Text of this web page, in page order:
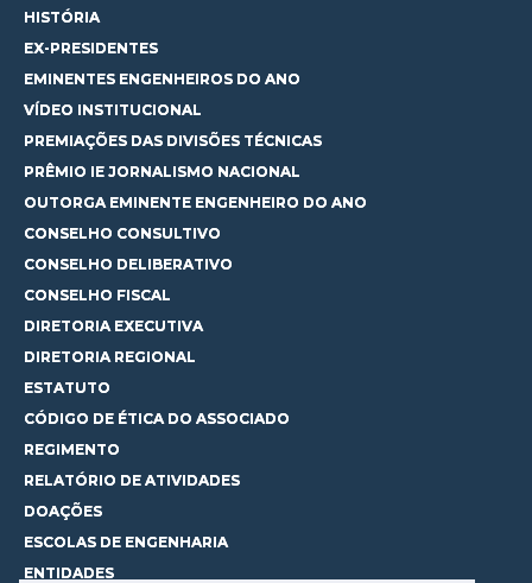
HISTÓRIA
EX-PRESIDENTES
EMINENTES ENGENHEIROS DO ANO
VÍDEO INSTITUCIONAL
PREMIAÇÕES DAS DIVISÕES TÉCNICAS
PRÊMIO IE JORNALISMO NACIONAL
OUTORGA EMINENTE ENGENHEIRO DO ANO
CONSELHO CONSULTIVO
CONSELHO DELIBERATIVO
CONSELHO FISCAL
DIRETORIA EXECUTIVA
DIRETORIA REGIONAL
ESTATUTO
CÓDIGO DE ÉTICA DO ASSOCIADO
REGIMENTO
RELATÓRIO DE ATIVIDADES
DOAÇÕES
ESCOLAS DE ENGENHARIA
ENTIDADES